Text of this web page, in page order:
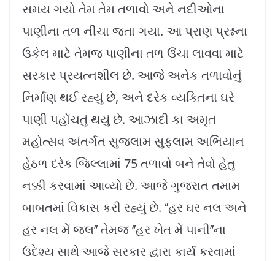
સમય ગયો તેમ તેમ તળાવો અને નદીઓના
પાણીના તળ નીચા જતા ગયા. આ પ્રાણ પ્રશ્નના
ઉકેલ માટે તેમજ પાણીના તળ ઉંચા લાવવા માટે
સરકાર પ્રયત્નશીલ છે. આજે અનેક તળાવોનું
નિર્માણ થઈ રહ્યું છે, અને દરેક વ્યક્તિના ઘરે
પાણી પહોંચતું થયું છે. આઝાદી કા અમૃત
મહોત્સવ અંતર્ગત સુજલામ સુફલામ અભિયાન
હેઠળ દરેક જિલ્લામાં 75 તળાવો બને તેવો હેતુ
નક્કી કરવામાં આવ્યો છે. આજે ગુજરાત તમામ
બાબતમાં વિકાસ કરી રહ્યું છે. ‘’હર ઘર નલ અને
હર નલ મેં જલ’’ તેમજ ‘’હર ખેત મેં પાની’’ના
ઉદેશ્ય સાથે આજે સરકાર દ્વારા કાર્ય કરવામાં